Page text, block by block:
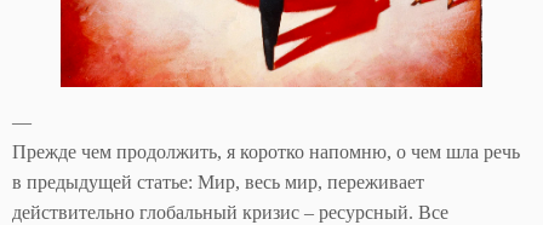
—
Прежде чем продолжить, я коротко напомню, о чем шла речь
в предыдущей статье: Мир, весь мир, переживает
действительно глобальный кризис – ресурсный. Все